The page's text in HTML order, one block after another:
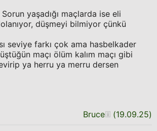
yaşadığı maçlarda ise eli
düşmeyi bilmiyor çünkü
seviye farkı çok ama hasbelkader
maçı ölüm kalım maçı gibi
ya herru ya merru dersen
Bruce (19.09.25)